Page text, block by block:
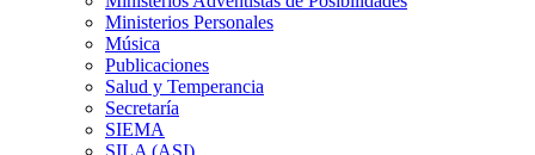
Ministerios Personales
Música
Publicaciones
Salud y Temperancia
Secretaría
SIEMA
SILA (ASI)